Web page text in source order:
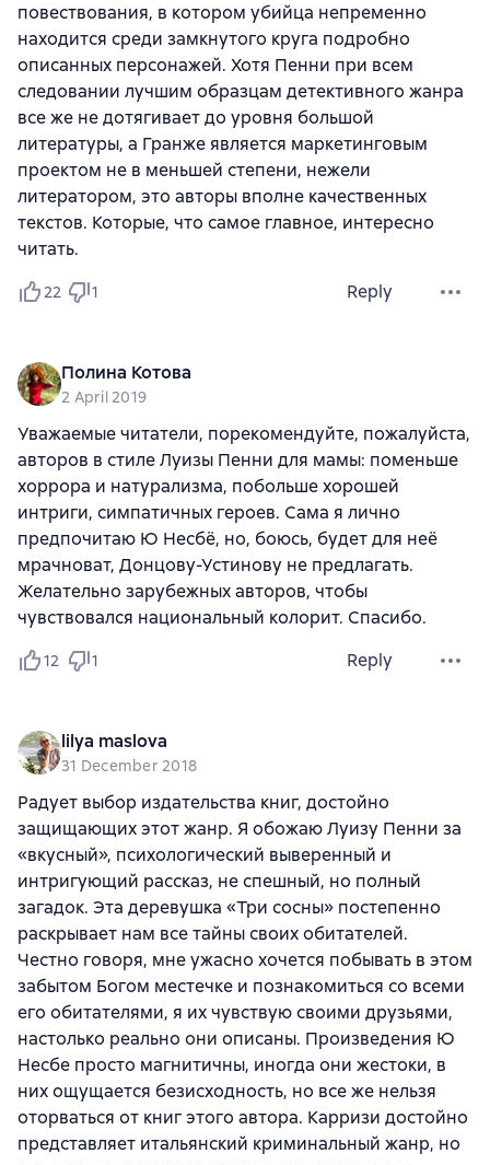
повествования, в котором убийца непременно
находится среди замкнутого круга подробно
описанных персонажей. Хотя Пенни при всем
следовании лучшим образцам детективного жанра
все же не дотягивает до уровня большой
литературы, а Гранже является маркетинговым
проектом не в меньшей степени, нежели
литератором, это авторы вполне качественных
текстов. Которые, что самое главное, интересно
читать.
22 1 Reply
Полина Котова
2 April 2019
Уважаемые читатели, порекомендуйте, пожалуйста,
авторов в стиле Луизы Пенни для мамы: поменьше
хоррора и натурализма, побольше хорошей
интриги, симпатичных героев. Сама я лично
предпочитаю Ю Несбё, но, боюсь, будет для неё
мрачноват, Донцову-Устинову не предлагать.
Желательно зарубежных авторов, чтобы
чувствовался национальный колорит. Спасибо.
12 1 Reply
lilya maslova
31 December 2018
Радует выбор издательства книг, достойно
защищающих этот жанр. Я обожаю Луизу Пенни за
«вкусный», психологический выверенный и
интригующий рассказ, не спешный, но полный
загадок. Эта деревушка «Три сосны» постепенно
раскрывает нам все тайны своих обитателей.
Честно говоря, мне ужасно хочется побывать в этом
забытом Богом местечке и познакомиться со всеми
его обитателями, я их чувствую своими друзьями,
настолько реально они описаны. Произведения Ю
Несбе просто магнитичны, иногда они жестоки, в
них ощущается безисходность, но все же нельзя
оторваться от книг этого автора. Карризи достойно
представляет итальянский криминальный жанр, но